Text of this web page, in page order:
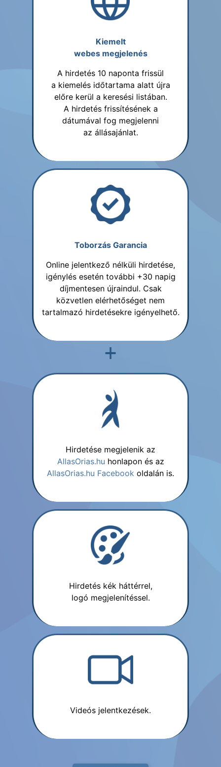
Kiemelt
webes megjelenés
A hirdetés 10 naponta frissül
a kiemelés időtartama alatt újra
előre kerül a keresési listában.
A hirdetés frissítésének a
dátumával fog megjelenni
az állásajánlat.
Toborzás Garancia
Online jelentkező nélküli hirdetése,
igénylés esetén további +30 napig
díjmentesen újraindul. Csak
közvetlen elérhetőséget nem
tartalmazó hirdetésekre igényelhető.
Hirdetése megjelenik az
AllasOrias.hu honlapon és az
AllasOrias.hu Facebook oldalán is.
Hirdetés kék háttérrel,
logó megjelenítéssel.
Videós jelentkezések.